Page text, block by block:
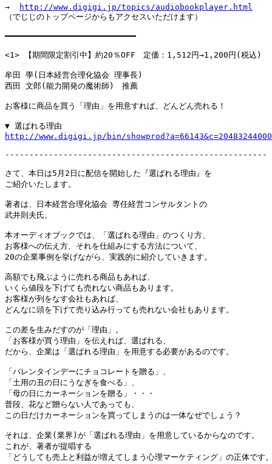
→
http://www.digigi.jp/topics/audiobookplayer.html
（でじじのトップページからもアクセスいただけます）
━━━━━━━━━━━━━━━━━━━━━━━━━━━
<1> 【期間限定割引中】約20％OFF　定価：1,512円→1,200円(税込)
牟田 學(日本経営合理化協会 理事長)
西田 文郎(能力開発の魔術師)　推薦
お客様に商品を買う「理由」を用意すれば、どんどん売れる！
http://www.digigi.jp/bin/
------------------------------------------------------
さて、本日は5月2日に配信を開始した『選ばれる理由』を
ご紹介いたします。
著者は、日本経営合理化協会 専任経営コンサルタントの
武井則夫氏。
本オーディオブックでは、「選ばれる理由」のつくり方、
お客様への伝え方、それを仕組みにする方法について、
20の企業事例を挙げながら、実践的に紹介していきます。
高額でも飛ぶように売れる商品もあれば、
いくら値段を下げても売れない商品もあります。
お客様が列をなす会社もあれば、
どんなに頭を下げて売り込み行っても売れない会社もあります。
この差を生みだすのが「理由」。
「お客様が買う理由」を伝えれば、選ばれる、
だから、企業は「選ばれる理由」を用意する必要があるのです。
「バレンタインデーにチョコレートを贈る」、
「土用の丑の日にうなぎを食べる」、
「母の日にカーネーションを贈る」・・・
普段、花など贈らない人であっても、
この日だけカーネーションを買ってしまうのは一体なぜでしょう？
それは、企業(業界)が「選ばれる理由」を用意しているからなのです。
これが、著者が提唱する
「どうしても売上と利益が増えてしまう心理マーケティング」の正体です